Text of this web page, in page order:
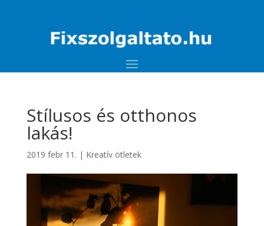
Stílusos és otthonos
lakás!
2019 febr 11. | Kreatív ötletek